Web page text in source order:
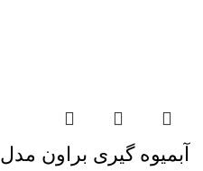
آبمیوه گیری براون مدل BRAUN J300